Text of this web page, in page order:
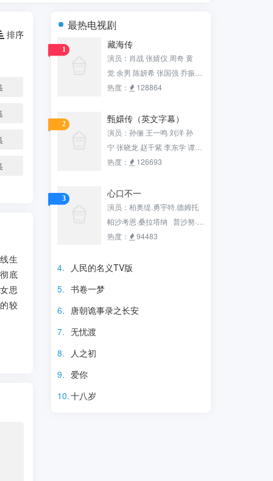
排序
生
底
思
较
最热电视剧
1 藏海传
演员：肖战 张婧仪 周奇 黄
觉 余男 陈妍希 张国强 乔振
宇 田小洁 沙宝亮 张铎 白冰 赵
潼 刘潮 钟汉良
热度： 128864
2 甄嬛传（英文字幕）
演员：孙俪 王一鸣 刘洋 孙
宁 张晓龙 赵千紫 李东学 谭松
韵 陈建斌 李璐兵 蔡少芬 唐艺
波 沈保平 杨淇 陶昕然 孙茜 蓝
盈莹 张志伟 马丹阳 蒋欣 王丽
涵 徐璐 张雅萌 邬立朋 罗康 李
佳璇 刘荫 汪晴 战菁一 李宜
Guo 杨紫嫣 秦一铭 王文杰 斓
平 李天柱 赵秦 郭子豪 康福
热度： 126693
3 心口不一
演员：柏奥缇.勇宇特.德姆托
帕沙考恩·桑拉塔纳 普沙努·翁
沙瓦尼查功 Punn
晨浩宇 Gunkul Suwichak
热度： 94483
4.
人民的名义TV版
5. 书卷一梦
6. 唐朝诡事录之长安
7. 无忧渡
8.
人之初
9. 爱你
10.十八岁